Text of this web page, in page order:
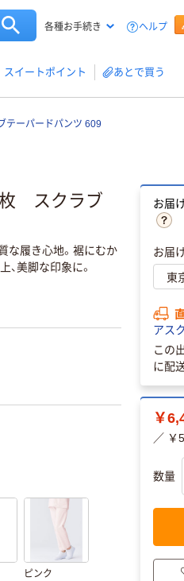
各種お手続き ヘルプ
スイートポイント あとで買う
テーパードパンツ 609
枚 スクラブ
な履き心地。裾にむか
美脚な印象に。
ピンク
お届
お届
アス
この
に配
￥
／ ￥
数量